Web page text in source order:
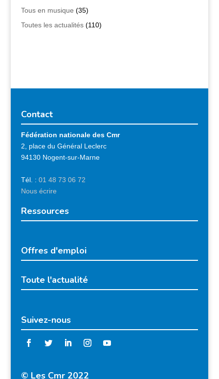
Tous en musique (35)
Toutes les actualités(110)
Contact
Fédération nationale des Cmr
2, place du Général Leclerc
94130 Nogent-sur-Marne
Tél. : 01 48 73 06 72
Nous écrire
Ressources
Offres d'emploi
Toute l'actualité
Suivez-nous
© Les Cmr 2022